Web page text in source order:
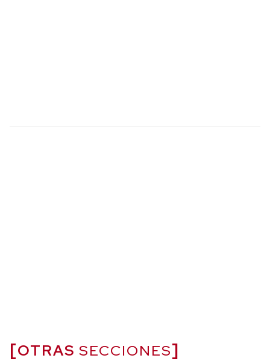
OTRAS SECCIONES